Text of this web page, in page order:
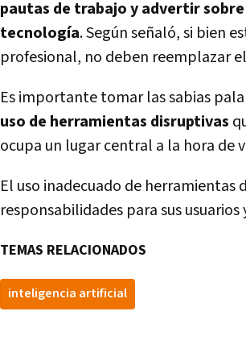
pautas de trabajo y advertir
tecnología. Según señaló, si bien
profesional, no deben reemplazar
Es importante tomar las sabias
uso de herramientas disruptivas
ocupa un lugar central a la hora
El uso inadecuado de
responsabilidades para sus
TEMAS RELACIONADOS
inteligencia artificial